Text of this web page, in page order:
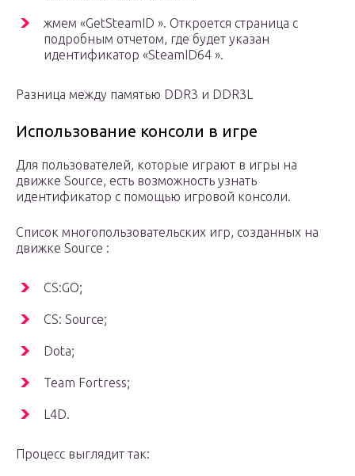
жмем «GetSteamID ». Откроется страница с
подробным отчетом, где будет указан
идентификатор «SteamID64 ».
Разница между памятью DDR3 и DDR3L
Использование консоли в игре
Для пользователей, которые играют в игры на
движке Source, есть возможность узнать
идентификатор с помощью игровой консоли.
Список многопользовательских игр, созданных на
движке Source :
CS:GO;
CS: Source;
Dota;
Team Fortress;
L4D.
Процесс выглядит так: